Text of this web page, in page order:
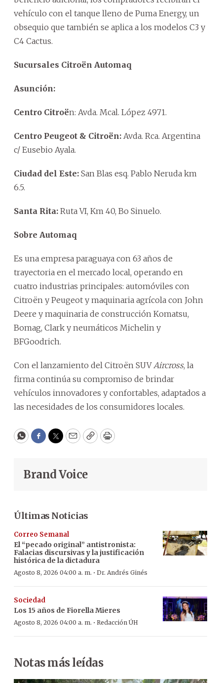
vehículo con el tanque lleno de Puma Energy, un
obsequio que también se aplica a los modelos C3 y
C4 Cactus.
Sucursales Citroën Automaq
Asunción:
Centro Citroën: Avda. Mcal. López 4971.
Centro Peugeot & Citroën: Avda. Rca. Argentina
c/ Eusebio Ayala.
Ciudad del Este: San Blas esq. Pablo Neruda km
6.5.
Santa Rita: Ruta VI, Km 40, Bo Sinuelo.
Sobre Automaq
Es una empresa paraguaya con 63 años de
trayectoria en el mercado local, operando en
cuatro industrias principales: automóviles con
Citroën y Peugeot y maquinaria agrícola con John
Deere y maquinaria de construcción Komatsu,
Bomag, Clark y neumáticos Michelin y
BFGoodrich.
Con el lanzamiento del Citroën SUV Aircross, la
firma continúa su compromiso de brindar
vehículos innovadores y confortables, adaptados a
las necesidades de los consumidores locales.
WhatsApp
Facebook
Twitter
EmailCopyPrint
Brand Voice
Últimas Noticias
Correo Semanal
El “pecado original” antistronista:
Falacias discursivas y la justificación
histórica de la dictadura
Agosto 8, 2026 04:00 a. m. · Dr. Andrés Ginés
Sociedad
Los 15 años de Fiorella Mieres
Agosto 8, 2026 04:00 a. m. · Redacción ÚH
Notas más leídas